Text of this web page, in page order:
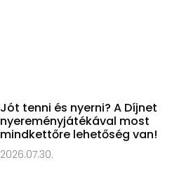
Jót tenni és nyerni? A Díjnet
nyereményjátékával most
mindkettőre lehetőség van!
2026.07.30.